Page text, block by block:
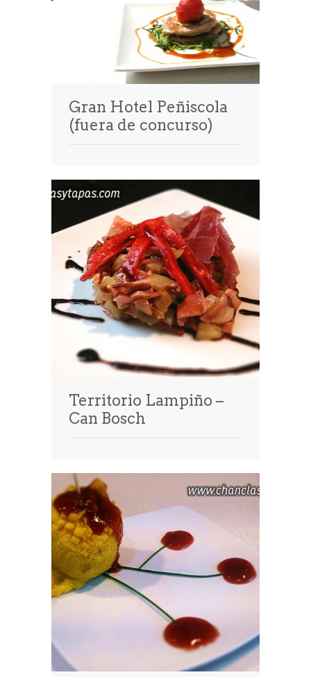
Gran Hotel Peñiscola
(fuera de concurso)
Territorio Lampiño –
Can Bosch